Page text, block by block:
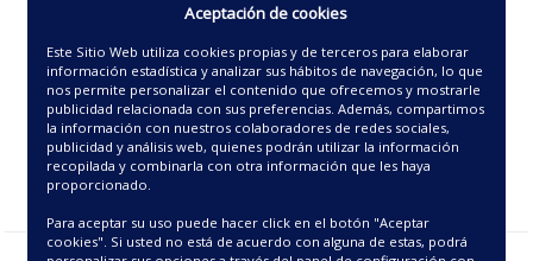
Aceptación de cookies
Este Sitio Web utiliza cookies propias y de terceros para elaborar
información estadística y analizar sus hábitos de navegación, lo que
nos permite personalizar el contenido que ofrecemos y mostrarle
publicidad relacionada con sus preferencias. Además, compartimos
la información con nuestros colaboradores de redes sociales,
publicidad y análisis web, quienes podrán utilizar la información
recopilada y combinarla con otra información que les haya
proporcionado.
Para aceptar su uso puede hacer click en el botón "Aceptar
cookies". Si usted no está de acuerdo con alguna de estas, podrá